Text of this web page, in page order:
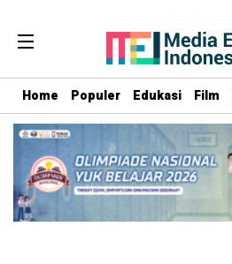
Home Populer Edukasi Film